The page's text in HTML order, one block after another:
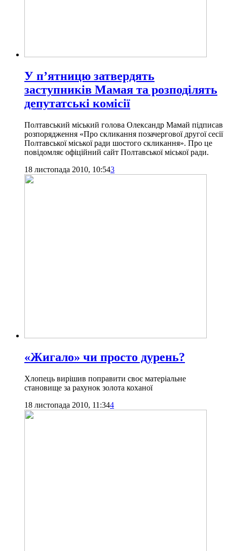
У п’ятницю затвердять
заступників Мамая та розподілять
депутатські комісії
Полтавський міський голова Олександр Мамай підписав
розпорядження «Про скликання позачергової другої сесії
Полтавської міської ради шостого скликання». Про це
повідомляє офіційний сайт Полтавської міської ради.
18 листопада 2010, 10:543
«Жигало» чи просто дурень?
Хлопець вирішив поправити своє матеріальне
становище за рахунок золота коханої
18 листопада 2010, 11:344